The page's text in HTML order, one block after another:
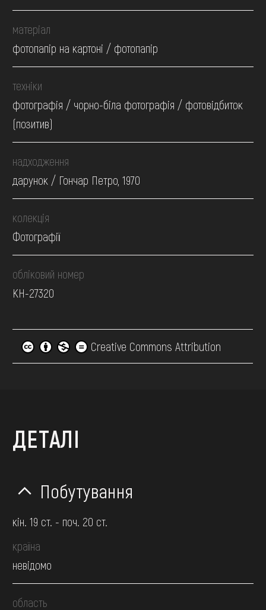
матеріал
фотопапір на картоні / фотопапір
техніки
фотографія / чорно-біла фотографія / фотовідбиток
(позитив)
надходження
дарунок / Гончар Петро, 1970
колекція
Фотографії
обліковий номер
КН-27320
Creative Commons Attribution
ДЕТАЛІ
Побутування
кін. 19 ст. - поч. 20 ст.
країна
невідомо
область